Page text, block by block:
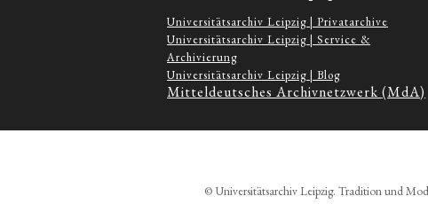
Universitätsarchiv Leipzig | Privatarchive
Universitätsarchiv Leipzig | Service &
Archivierung
Universitätsarchiv Leipzig | Blog
Mitteldeutsches Archivnetzwerk (MdA)
© Universitätsarchiv Leipzig. Tradition und